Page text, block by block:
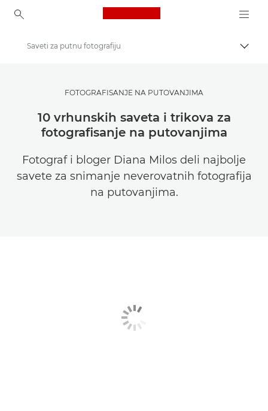
Canon Logo, back to
Pronađite inspiraciju | Saveti za fotografisanje / štampanje i vodiči za kupce
Saveti i tehnike za fotografiju i štampanje
Saveti za putnu fotografiju
FOTOGRAFISANJE NA PUTOVANJIMA
10 vrhunskih saveta i trikova za
fotografisanje na putovanjima
Fotograf i bloger Diana Milos deli najbolje
savete za snimanje neverovatnih fotografija
na putovanjima.